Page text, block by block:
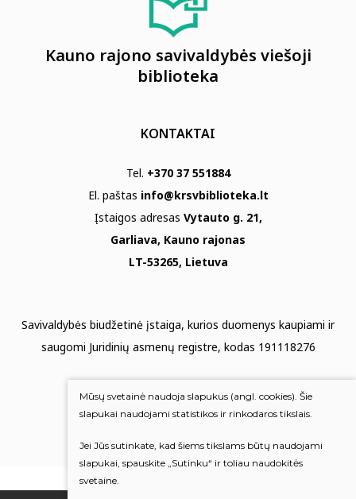
Kauno rajono savivaldybės viešoji
biblioteka
KONTAKTAI
Tel. +370 37 551884
El. paštas info@krsvbiblioteka.lt
Įstaigos adresas Vytauto g. 21,
Garliava, Kauno rajonas
LT-53265, Lietuva
Savivaldybės biudžetinė įstaiga, kurios duomenys kaupiami ir
saugomi Juridinių asmenų registre, kodas 191118276
Duomenų apsauga
Mums rūpi Jūsų nuomonė
Įvertinkite mus
Mūsų svetainė naudoja slapukus (angl. cookies). Šie
slapukai naudojami statistikos ir rinkodaros tikslais.
Jei Jūs sutinkate, kad šiems tikslams būtų naudojami
slapukai, spauskite „Sutinku“ ir toliau naudokitės
svetaine.